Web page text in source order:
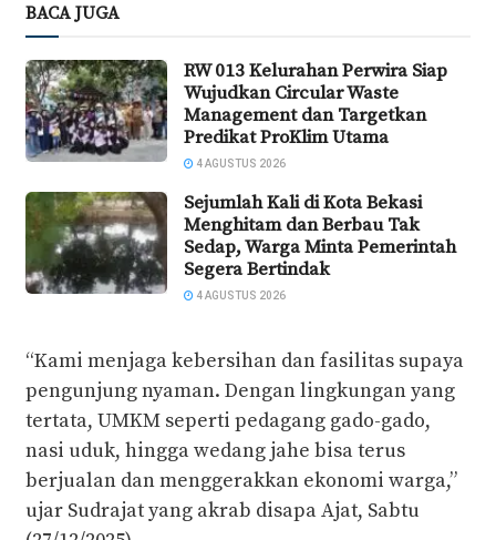
BACA JUGA
RW 013 Kelurahan Perwira Siap
Wujudkan Circular Waste
Management dan Targetkan
Predikat ProKlim Utama
4 AGUSTUS 2026
Sejumlah Kali di Kota Bekasi
Menghitam dan Berbau Tak
Sedap, Warga Minta Pemerintah
Segera Bertindak
4 AGUSTUS 2026
“Kami menjaga kebersihan dan fasilitas supaya
pengunjung nyaman. Dengan lingkungan yang
tertata, UMKM seperti pedagang gado-gado,
nasi uduk, hingga wedang jahe bisa terus
berjualan dan menggerakkan ekonomi warga,”
ujar Sudrajat yang akrab disapa Ajat, Sabtu